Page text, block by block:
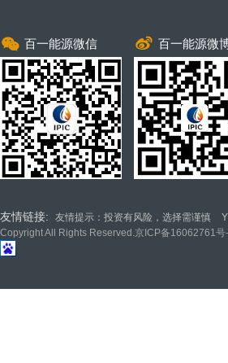
1 百一能源微信 2 百一能源微
友情链接: 友情提示：投资有风险，选择需谨慎
Copyright All Rights Reserved.京ICP备16062761号